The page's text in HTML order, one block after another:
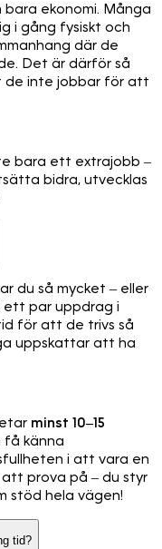
ekonomi. Många
i gång fysiskt och
där de
Det är därför så
de inte jobbar för att
bara ett extrajobb –
bidra, utvecklas
du så mycket – eller
ett par uppdrag i
för att de trivs så
uppskattar att ha
minst 10–15
få känna
i att vara en
prova på – du styr
stöd hela vägen!
tid?